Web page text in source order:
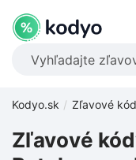
Kodyo.sk Zľavové
Zľavové